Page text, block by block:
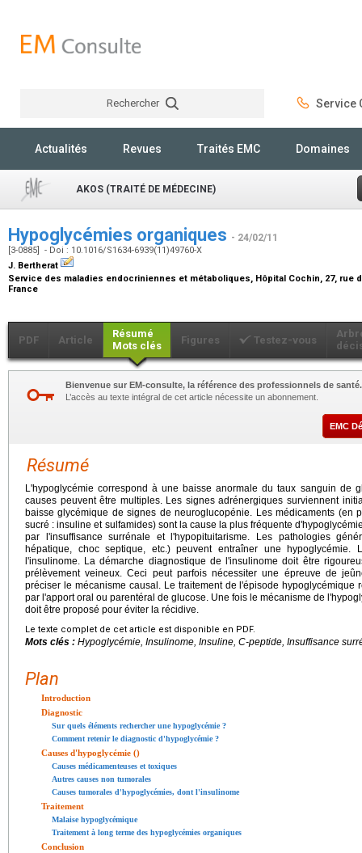
Rechercher Service
Actualités Revues Traités EMC Domaines
AKOS (TRAITÉ DE MÉDECINE)
Hypoglycémies organiques - 24/02/11
[3-0885] - Doi : 10.1016/S1634-6939(11)49760-X
J. Bertherat
Service des maladies endocriniennes et métaboliques, Hôpital Cochin, 27, rue
France
PDF Article
Résumé
Mots clés
Figures Testez-vous
Bienvenue sur EM-consulte, la référence des professionnels de santé.
L’accès au texte intégral de cet article nécessite un abonnement.
EMC
Résumé
L'hypoglycémie correspond à une baisse anormale du taux sanguin de
causes peuvent être multiples. Les signes adrénergiques surviennent
baisse glycémique de signes de neuroglucopénie. Les médicaments (en
sucré : insuline et sulfamides) sont la cause la plus fréquente
par l'insuffisance surrénale et l'hypopituitarisme. Les pathologies
hépatique, choc septique, etc.) peuvent entraîner une hypoglycémie.
l'insulinome. La démarche diagnostique de l'insulinome doit être
prélèvement veineux. Ceci peut parfois nécessiter une épreuve de
préciser le mécanisme causal. Le traitement de l'épisode hypoglycémique
par l'apport oral ou parentéral de glucose. Une fois le mécanisme de
doit être proposé pour éviter la récidive.
Le texte complet de cet article est disponible en PDF.
Mots clés : Hypoglycémie, Insulinome, Insuline, C-peptide, Insuffisance
Plan
Introduction
Diagnostic
Sur quels éléments rechercher une hypoglycémie ?
Comment retenir le diagnostic d'hypoglycémie ?
Causes d'hypoglycémie ()
Causes médicamenteuses et toxiques
Autres causes non tumorales
Causes tumorales d'hypoglycémies, dont l'insulinome
Traitement
Malaise hypoglycémique
Traitement à long terme des hypoglycémies organiques
Conclusion